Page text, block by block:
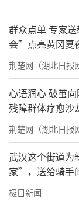
群众点单 专家
会”点亮黄冈夏
荆楚网（湖北日报
心语润心 破茧
残障群体疗愈沙
荆楚网（湖北日报
武汉这个街道
家”，送给骑
城市的善意与细节
极目新闻